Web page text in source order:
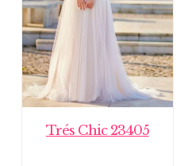
Trés Chic 23405